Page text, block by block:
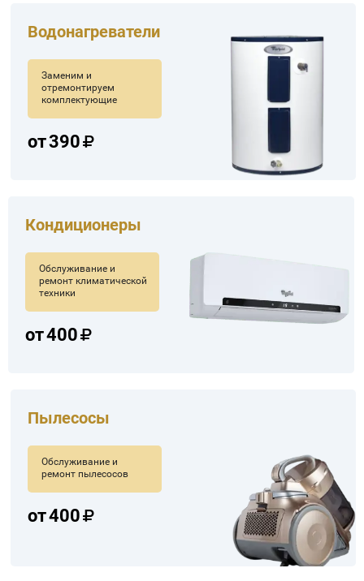
Водонагреватели
Заменим и
отремонтируем
комплектующие
от390
Кондиционеры
Обслуживание и
ремонт климатической
техники
от400
Пылесосы
Обслуживание и
ремонт пылесосов
от400